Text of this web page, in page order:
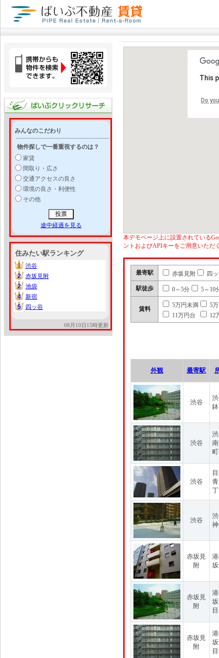
みんなのこだわり
物件探しで一番重視するのは？
家賃
間取り・広さ
交通アクセスの良さ
環境の良さ・利便性
その他
途中経過を見る
住みたい駅ランキング
1
1
渋谷
2
2
赤坂見附
2
2
池袋
4
4
新宿
5
5 四ッ谷
08月10日15時更新
This
Do
本デモページ上に設置されている
ントおよびAPIキーをご用意いただ
最寄駅 赤坂見附 四
駅徒歩 0～5分 5～10
賃料
5万円未満
5
11万円台
12
外観 最寄駅
渋谷
渋谷
渋谷
渋谷
赤坂見
附
赤坂見
附
目
赤坂見
附
目